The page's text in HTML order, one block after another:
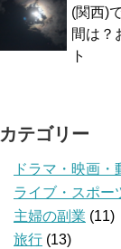
(関西)
間は？
ト
カテゴリー
ドラマ・映画
ライブ・スポー
主婦の副業 (11)
旅行 (13)